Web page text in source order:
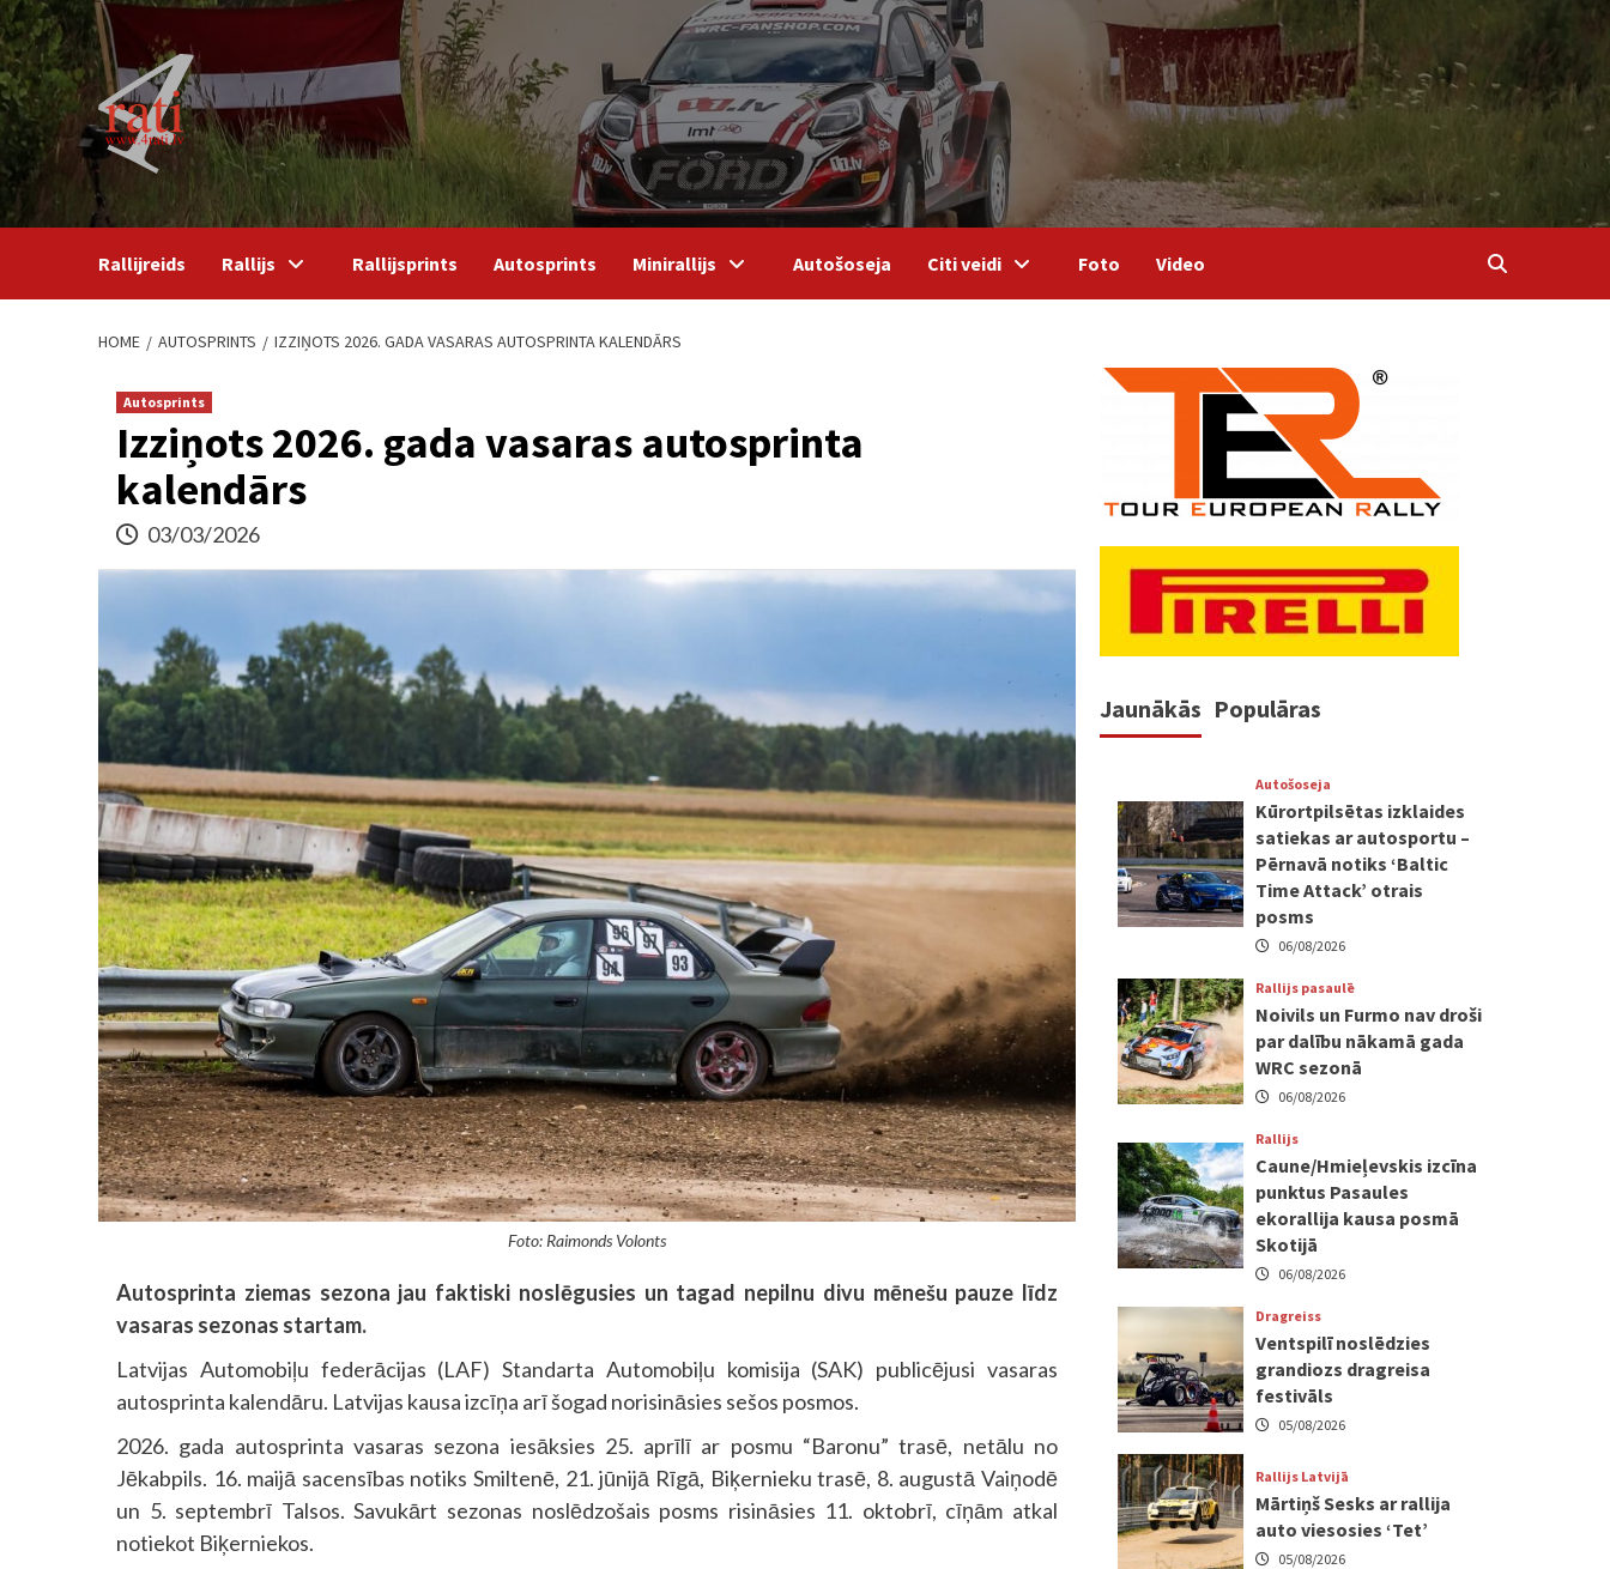
Skip
to
content
Rallijreids Rallijs Rallijsprints Autosprints Minirallijs Autošoseja Citi veidi Foto Video
HOME AUTOSPRINTS IZZIŅOTS 2026. GADA VASARAS AUTOSPRINTA KALENDĀRS
Autosprints
Izziņots 2026. gada vasaras autosprinta
kalendārs
03/03/2026
Foto: Raimonds Volonts
Autosprinta ziemas sezona jau faktiski noslēgusies un tagad nepilnu divu mēnešu pauze līdz
vasaras sezonas startam.
Latvijas Automobiļu federācijas (LAF) Standarta Automobiļu komisija (SAK) publicējusi vasaras
autosprinta kalendāru. Latvijas kausa izcīņa arī šogad norisināsies sešos posmos.
2026. gada autosprinta vasaras sezona iesāksies 25. aprīlī ar posmu “Baronu” trasē, netālu no
Jēkabpils. 16. maijā sacensības notiks Smiltenē, 21. jūnijā Rīgā, Biķernieku trasē, 8. augustā Vaiņodē
un 5. septembrī Talsos. Savukārt sezonas noslēdzošais posms risināsies 11. oktobrī, cīņām atkal
notiekot Biķerniekos.
Jaunākās Populāras
Autošoseja
Kūrortpilsētas izklaides
satiekas ar autosportu –
Pērnavā notiks ‘Baltic
Time Attack’ otrais
posms
06/08/2026
Rallijs pasaulē
Noivils un Furmo nav droši
par dalību nākamā gada
WRC sezonā
06/08/2026
Rallijs
Caune/Hmieļevskis izcīna
punktus Pasaules
ekorallija kausa posmā
Skotijā
06/08/2026
Dragreiss
Ventspilī noslēdzies
grandiozs dragreisa
festivāls
05/08/2026
Rallijs Latvijā
Mārtiņš Sesks ar rallija
auto viesosies ‘Tet’
05/08/2026